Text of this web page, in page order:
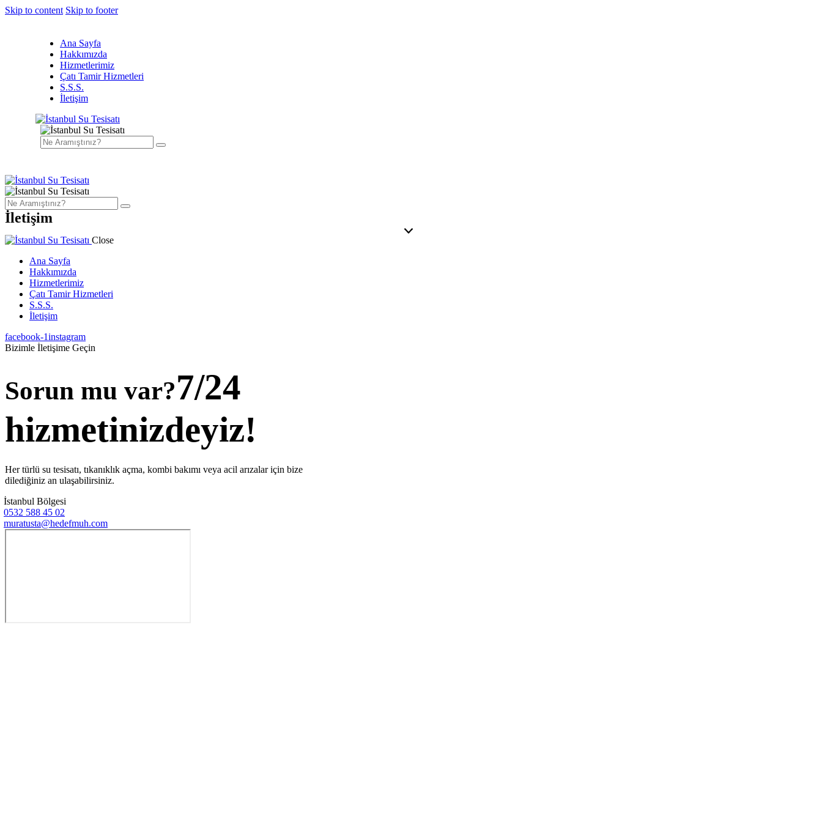
Skip to content Skip to footer
Ana Sayfa
Hakkımızda
Hizmetlerimiz
Çatı Tamir Hizmetleri
S.S.S.
İletişim
İletişim
Close
Ana Sayfa
Hakkımızda
Hizmetlerimiz
Çatı Tamir Hizmetleri
S.S.S.
İletişim
facebook-1instagram
Bizimle İletişime Geçin
Sorun mu var?7/24
hizmetinizdeyiz!
Her türlü su tesisatı, tıkanıklık açma, kombi bakımı veya acil arızalar için bize
dilediğiniz an ulaşabilirsiniz.
İstanbul Bölgesi
0532 588 45 02
muratusta@hedefmuh.com